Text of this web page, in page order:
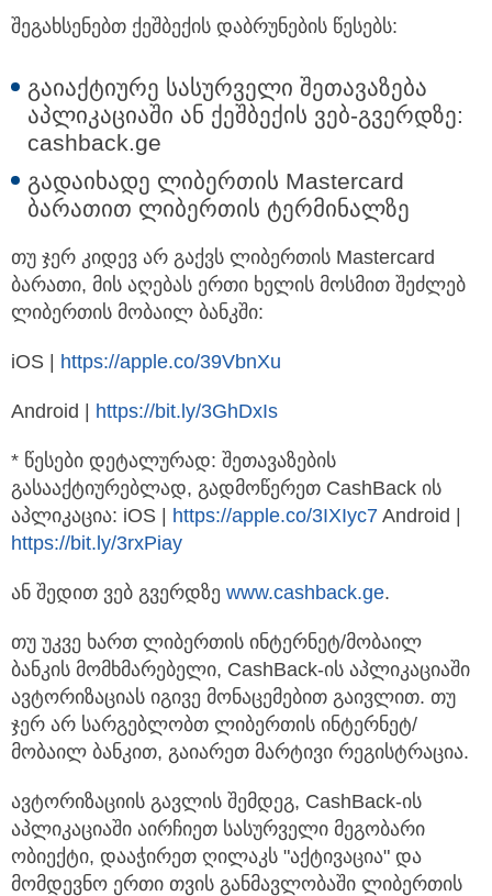
შეგახსენებთ ქეშბექის დაბრუნების წესებს:
გაიაქტიურე სასურველი შეთავაზება
აპლიკაციაში ან ქეშბექის ვებ-გვერდზე:
cashback.ge
გადაიხადე ლიბერთის Mastercard
ბარათით ლიბერთის ტერმინალზე
თუ ჯერ კიდევ არ გაქვს ლიბერთის Mastercard
ბარათი, მის აღებას ერთი ხელის მოსმით შეძლებ
ლიბერთის მობაილ ბანკში:
iOS | https://apple.co/39VbnXu
Android | https://bit.ly/3GhDxIs
* წესები დეტალურად: შეთავაზების
გასააქტიურებლად, გადმოწერეთ CashBack ის
აპლიკაცია: iOS | https://apple.co/3IXIyc7 Android |
https://bit.ly/3rxPiay
ან შედით ვებ გვერდზე www.cashback.ge.
თუ უკვე ხართ ლიბერთის ინტერნეტ/მობაილ
ბანკის მომხმარებელი, CashBack-ის აპლიკაციაში
ავტორიზაციას იგივე მონაცემებით გაივლით. თუ
ჯერ არ სარგებლობთ ლიბერთის ინტერნეტ/
მობაილ ბანკით, გაიარეთ მარტივი რეგისტრაცია.
ავტორიზაციის გავლის შემდეგ, CashBack-ის
აპლიკაციაში აირჩიეთ სასურველი მეგობარი
ობიექტი, დააჭირეთ ღილაკს "აქტივაცია" და
მომდევნო ერთი თვის განმავლობაში ლიბერთის